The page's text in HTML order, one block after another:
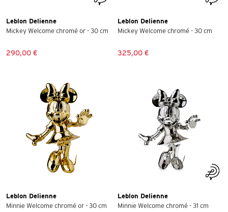
Leblon Delienne
Mickey Welcome chromé or - 30 cm
290,00 €
Leblon Delienne
Mickey Welcome chromé - 30 cm
325,00 €
Leblon Delienne
Minnie Welcome chromé or - 30 cm
Leblon Delienne
Minnie Welcome chromé - 31 cm